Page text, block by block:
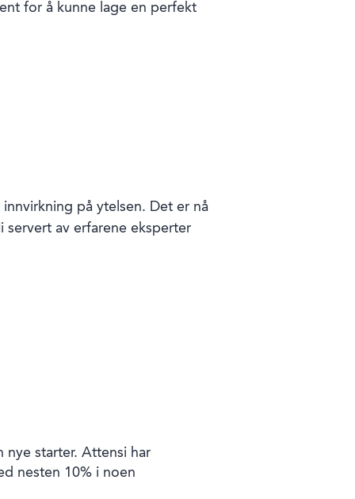
for å kunne lage en perfekt
på ytelsen. Det er nå
av erfarene eksperter
nye starter. Attensi har
nesten 10% i noen